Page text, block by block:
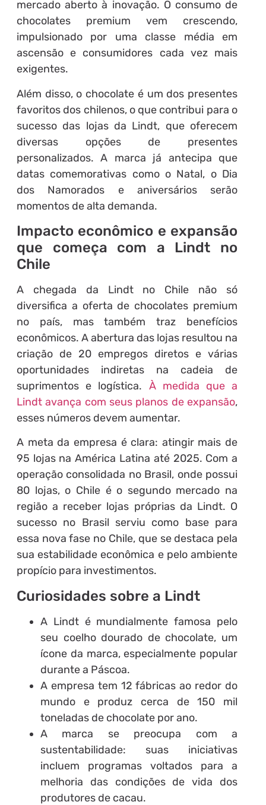
mercado aberto à inovação. O consumo de
chocolates premium vem crescendo,
impulsionado por uma classe média em
ascensão e consumidores cada vez mais
exigentes.
Além disso, o chocolate é um dos presentes
favoritos dos chilenos, o que contribui para o
sucesso das lojas da Lindt, que oferecem
diversas opções de presentes
personalizados. A marca já antecipa que
datas comemorativas como o Natal, o Dia
dos Namorados e aniversários serão
momentos de alta demanda.
Impacto econômico e expansão
que começa com a Lindt no
Chile
A chegada da Lindt no Chile não só
diversifica a oferta de chocolates premium
no país, mas também traz benefícios
econômicos. A abertura das lojas resultou na
criação de 20 empregos diretos e várias
oportunidades indiretas na cadeia de
suprimentos e logística. À medida que a
Lindt avança com seus planos de expansão,
esses números devem aumentar.
A meta da empresa é clara: atingir mais de
95 lojas na América Latina até 2025. Com a
operação consolidada no Brasil, onde possui
80 lojas, o Chile é o segundo mercado na
região a receber lojas próprias da Lindt. O
sucesso no Brasil serviu como base para
essa nova fase no Chile, que se destaca pela
sua estabilidade econômica e pelo ambiente
propício para investimentos.
Curiosidades sobre a Lindt
A Lindt é mundialmente famosa pelo
seu coelho dourado de chocolate, um
ícone da marca, especialmente popular
durante a Páscoa.
A empresa tem 12 fábricas ao redor do
mundo e produz cerca de 150 mil
toneladas de chocolate por ano.
A marca se preocupa com a
sustentabilidade: suas iniciativas
incluem programas voltados para a
melhoria das condições de vida dos
produtores de cacau.